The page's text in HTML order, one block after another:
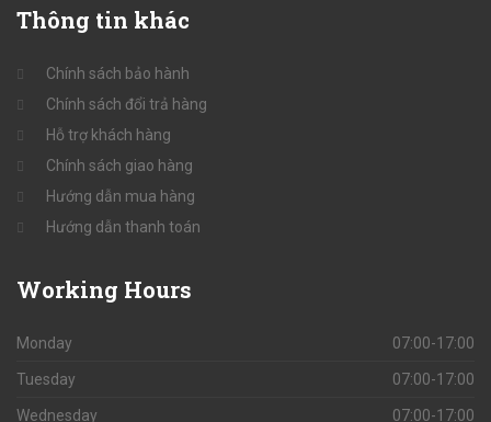
Thông tin khác
Chính sách bảo hành
Chính sách đổi trả hàng
Hỗ trợ khách hàng
Chính sách giao hàng
Hướng dẫn mua hàng
Hướng dẫn thanh toán
Working Hours
Monday 07:00-17:00
Tuesday 07:00-17:00
Wednesday 07:00-17:00